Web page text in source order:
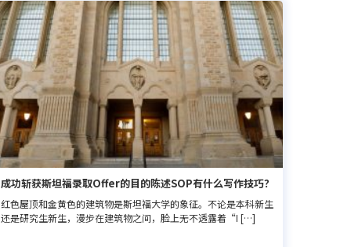
成功斩获斯坦福录取Offer的目的陈述SOP有什么写作技巧？
红色屋顶和金黄色的建筑物是斯坦福大学的象征。不论是本科新生
还是研究生新生，漫步在建筑物之间，脸上无不透露着“I […]